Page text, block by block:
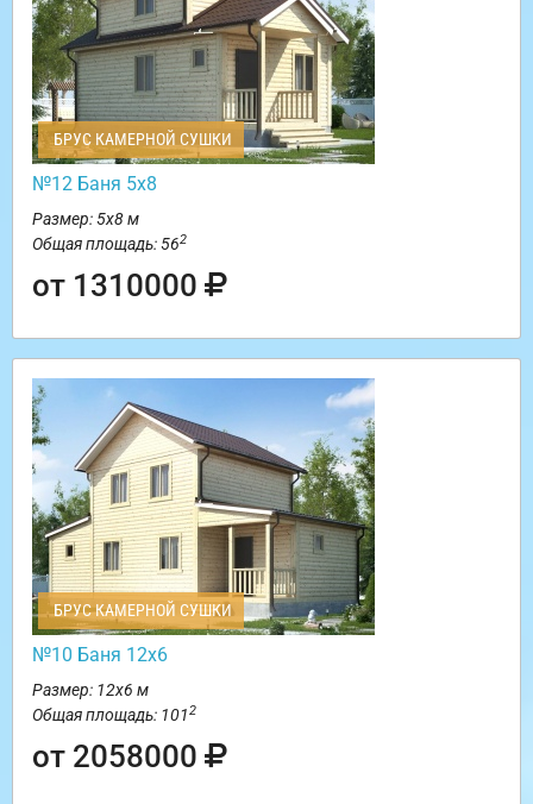
БРУС КАМЕРНОЙ СУШКИ
№12 Баня 5х8
Размер: 5х8 м
Общая площадь: 562
от 1310000
БРУС КАМЕРНОЙ СУШКИ
№10 Баня 12х6
Размер: 12х6 м
Общая площадь: 1012
от 2058000